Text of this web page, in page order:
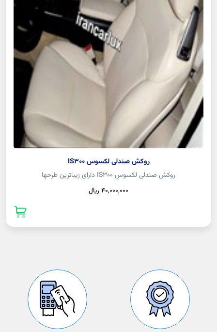
روکش صندلی لکسوس IS300
روکش صندلی لکسوس IS300 دارای زیباترین طرحها
40,000,000 ريال